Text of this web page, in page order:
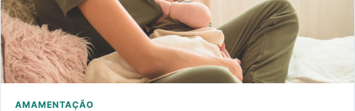
AMAMENTAÇÃO